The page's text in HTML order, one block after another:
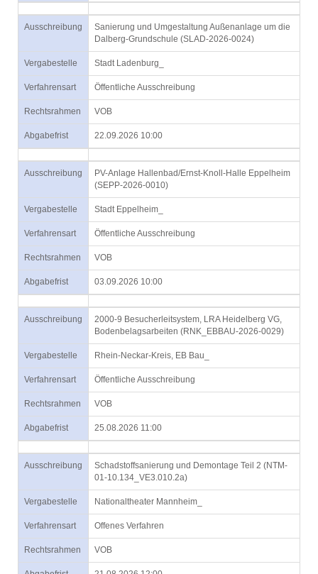
Ausschreibung
Sanierung und Umgestaltung Außenanlage um die
Dalberg-Grundschule (SLAD-2026-0024)
Vergabestelle Stadt Ladenburg_
Verfahrensart Öffentliche Ausschreibung
Rechtsrahmen VOB
Abgabefrist 22.09.2026 10:00
Ausschreibung
PV-Anlage Hallenbad/Ernst-Knoll-Halle Eppelheim
(SEPP-2026-0010)
Vergabestelle Stadt Eppelheim_
Verfahrensart Öffentliche Ausschreibung
Rechtsrahmen VOB
Abgabefrist 03.09.2026 10:00
Ausschreibung
2000-9 Besucherleitsystem, LRA Heidelberg VG,
Bodenbelagsarbeiten (RNK_EBBAU-2026-0029)
Vergabestelle Rhein-Neckar-Kreis, EB Bau_
Verfahrensart Öffentliche Ausschreibung
Rechtsrahmen VOB
Abgabefrist 25.08.2026 11:00
Ausschreibung
Schadstoffsanierung und Demontage Teil 2 (NTM-
01-10.134_VE3.010.2a)
Vergabestelle Nationaltheater Mannheim_
Verfahrensart Offenes Verfahren
Rechtsrahmen VOB